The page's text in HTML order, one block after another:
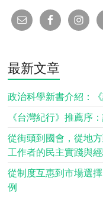
最新文章
政治科學新書介紹：《
《台灣紀行》推薦序
從街頭到國會，從地
工作者的民主實踐與
從制度互惠到市場選
例